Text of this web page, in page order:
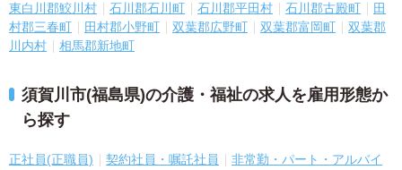
東白川郡鮫川村
石川郡石川町 石川郡平田村 石川郡古殿町
田
村郡三春町
田村郡小野町 双葉郡広野町 双葉郡富岡町
双葉郡
川内村
相馬郡新地町
須賀川市(福島県)の介護・福祉の求人を雇用形態か
ら探す
正社員(正職員) 契約社員・嘱託社員
非常勤・パート・アルバイ